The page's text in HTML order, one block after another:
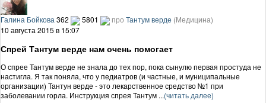
Галина Бойкова362 5801 про Тантум верде (Медицина)
10 августа 2015 в 15:07
Спрей Тантум верде нам очень помогает
О спрее Тантум верде не знала до тех пор, пока сынулю первая простуда не
настигла. Я так поняла, что у педиатров (и частные, и муниципальные
организации) Тантун верде - это лекарственное средство №1 при
заболевании горла. Инструкция спрея Тантум ...(читать далее)